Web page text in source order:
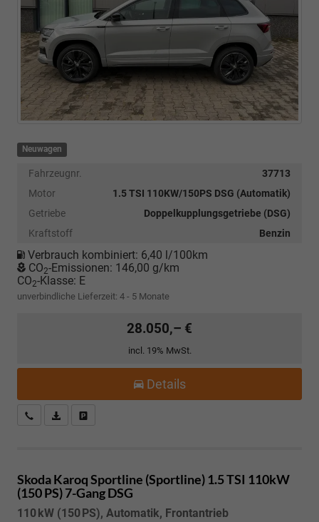
Neuwagen
Fahrzeugnr.
37713
Motor
1.5 TSI 110KW/150PS DSG (Automatik)
Getriebe
Doppelkupplungsgetriebe (DSG)
Kraftstoff
Benzin
Verbrauch kombiniert: 6,40 l/100km
CO2-Emissionen: 146,00 g/km
CO2-Klasse: E
unverbindliche Lieferzeit: 4 - 5 Monate
28.050,– €
incl. 19% MwSt.
Details
Kostenloser Rückruf-Service
PDF-Datei, Fahrzeugexposé drucken
Skoda KaroqSportline (Sportline) 1.5 TSI 110kW
(150 PS) 7-Gang DSG
110 kW (150 PS), Automatik, Frontantrieb